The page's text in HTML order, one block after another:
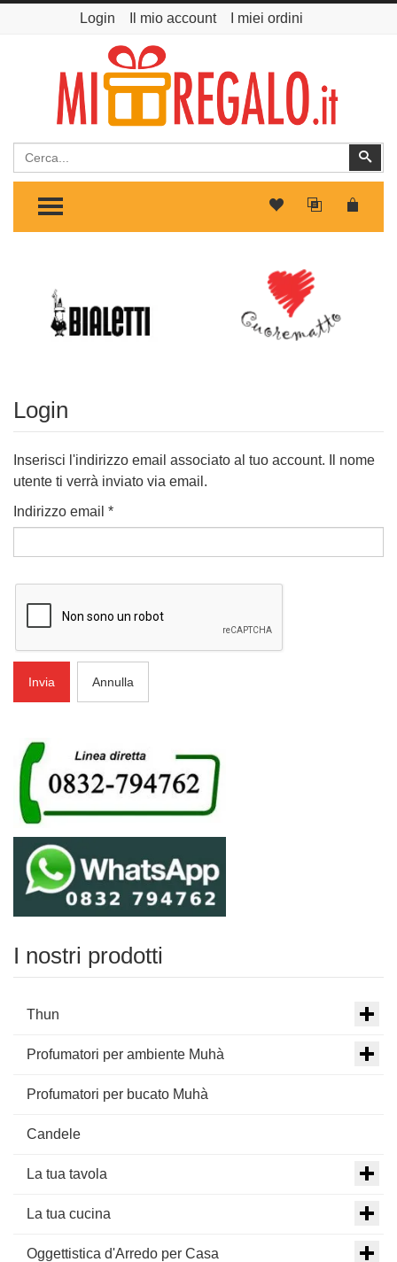
Login Il mio account I miei ordini
Cerca
TOGGLE MENU
Login
Inserisci l'indirizzo email associato al tuo account. Il nome
utente ti verrà inviato via email.
Indirizzo email *
Invia Annulla
I nostri prodotti
Thun
Profumatori per ambiente Muhà
Profumatori per bucato Muhà
Candele
La tua tavola
La tua cucina
Oggettistica d'Arredo per Casa